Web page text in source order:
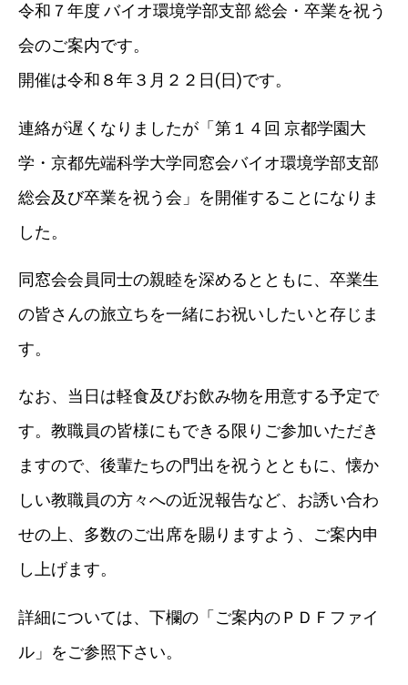
令和７年度 バイオ環境学部支部 総会・卒業を祝う
会のご案内です。
開催は令和８年３月２２日(日)です。
連絡が遅くなりましたが「第１４回 京都学園大
学・京都先端科学大学同窓会バイオ環境学部支部
総会及び卒業を祝う会」を開催することになりま
した。
同窓会会員同士の親睦を深めるとともに、卒業生
の皆さんの旅立ちを一緒にお祝いしたいと存じま
す。
なお、当日は軽食及びお飲み物を用意する予定で
す。教職員の皆様にもできる限りご参加いただき
ますので、後輩たちの門出を祝うとともに、懐か
しい教職員の方々への近況報告など、お誘い合わ
せの上、多数のご出席を賜りますよう、ご案内申
し上げます。
詳細については、下欄の「ご案内のＰＤＦファイ
ル」をご参照下さい。